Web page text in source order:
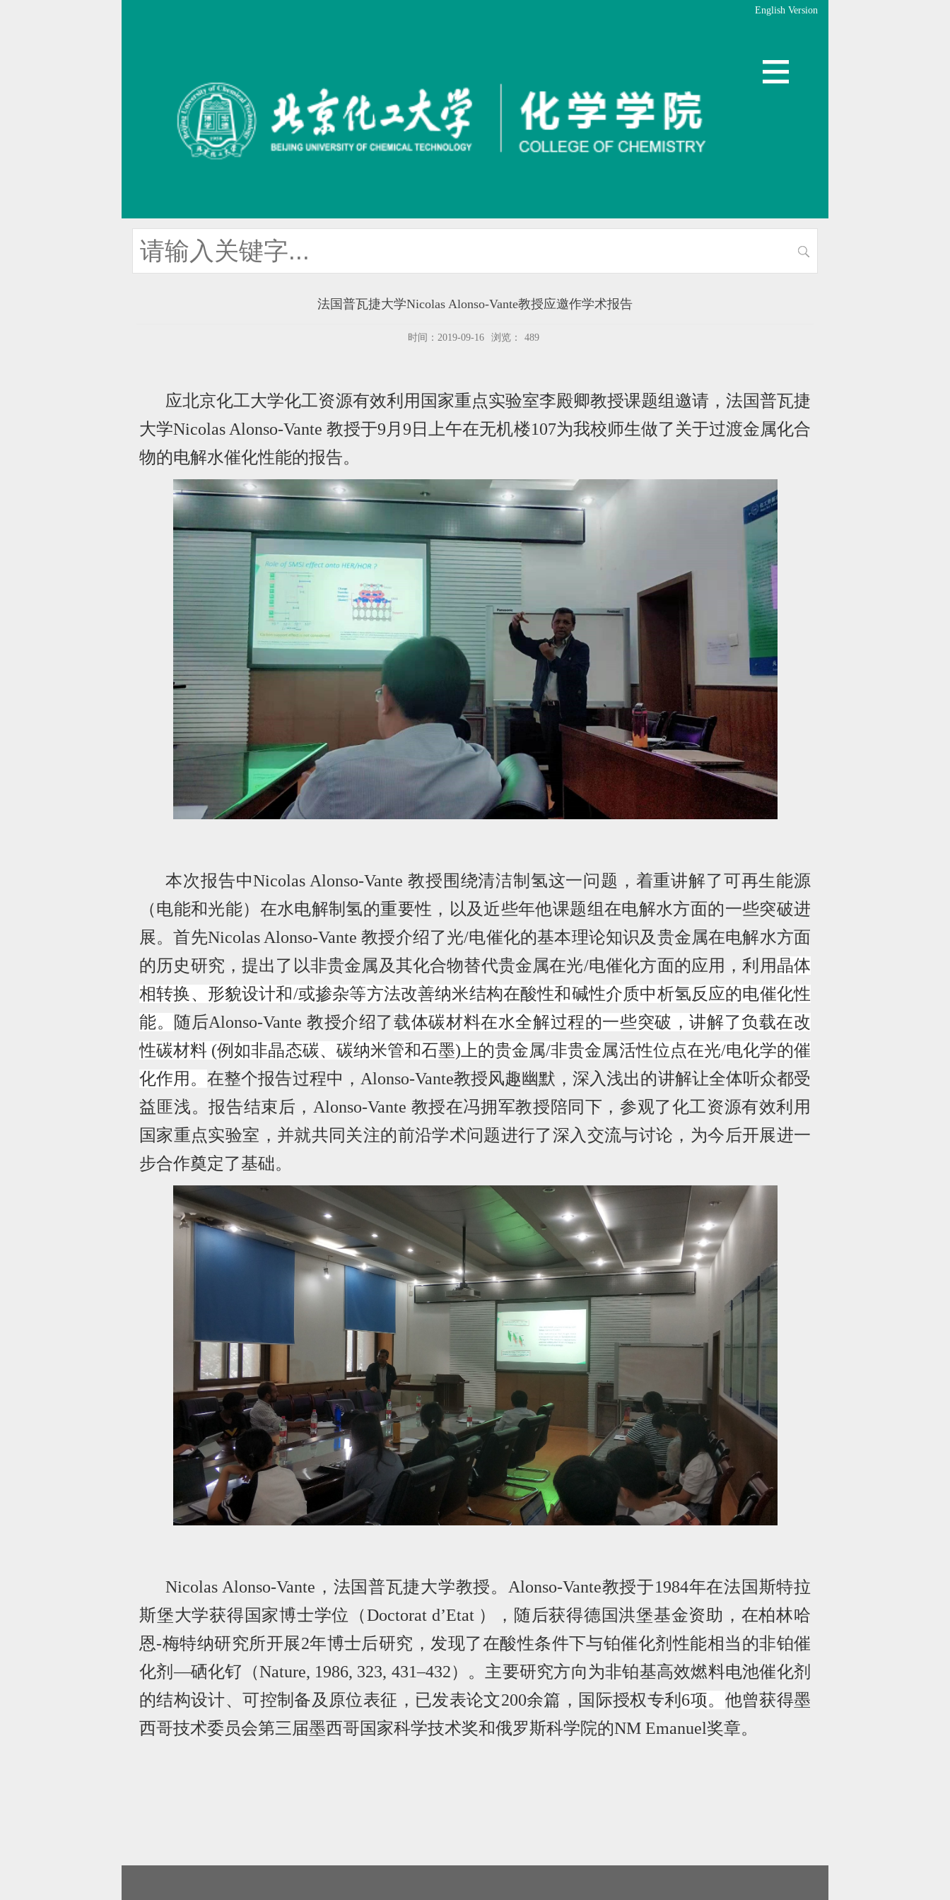
English Version
法国普瓦捷大学Nicolas Alonso-Vante教授应邀作学术报告
时间：2019-09-16 浏览： 489
应北京化工大学化工资源有效利用国家重点实验室李殿卿教授课题组邀请，法国普瓦捷
大学Nicolas Alonso-Vante教授于9 月9 日上午在无机楼107为我校师生做了关于过渡金属化合
物的电解水催化性能的报告。
本次报告中Nicolas Alonso-Vante教授围绕清洁制氢这一问题，着重讲解了可再生能源
（电能和光能）在水电解制氢的重要性，以及近些年他课题组在电解水方面的一些突破进
展。首先Nicolas Alonso-Vante教授介绍了光/电催化的基本理论知识及贵金属在电解水方面
的历史研究，提出了以非贵金属及其化合物替代贵金属在光/电催化方面的应用，利用晶体
相转换、形貌设计和/或掺杂等方法改善纳米结构在酸性和碱性介质中析氢反应的电催化性
能。 随后Alonso-Vante教授介绍了载体碳材料在水全解过程的一些突破，讲解了负载在改
性碳材料 (例如非晶态碳、碳纳米管和石墨) 上的贵金属/非贵金属活性位点在光/电化学的催
化作用。在整个报告过程中， Alonso-Vante教授风趣幽默，深入浅出的讲解让全体听众都受
益匪浅。报告结束后， Alonso-Vante 教授在冯拥军教授陪同下，参观了化工资源有效利用
国家重点实验室，并就共同关注的前沿学术问题进行了深入交流与讨论，为今后开展进一
步合作奠定了基础。
Nicolas Alonso-Vante ，法国普瓦捷大学教授。 Alonso-Vante教授于1984年在法国斯特拉
斯堡大学获得国家博士学位（Doctorat d’Etat ），随后获得德国洪堡基金资助，在柏林哈
恩-梅特纳研究所开展2年博士后研究，发现了在酸性条件下与铂催化剂性能相当的非铂催
化剂—硒化钌（Nature, 1986, 323, 431–432）。主要研究方向为非铂基高效燃料电池催化剂
的结构设计、可控制备及原位表征，已发表论文200余篇，国际授权专利 6项。 他曾获得墨
西哥技术委员会第三届墨西哥国家科学技术奖和俄罗斯科学院的NM Emanuel奖章。